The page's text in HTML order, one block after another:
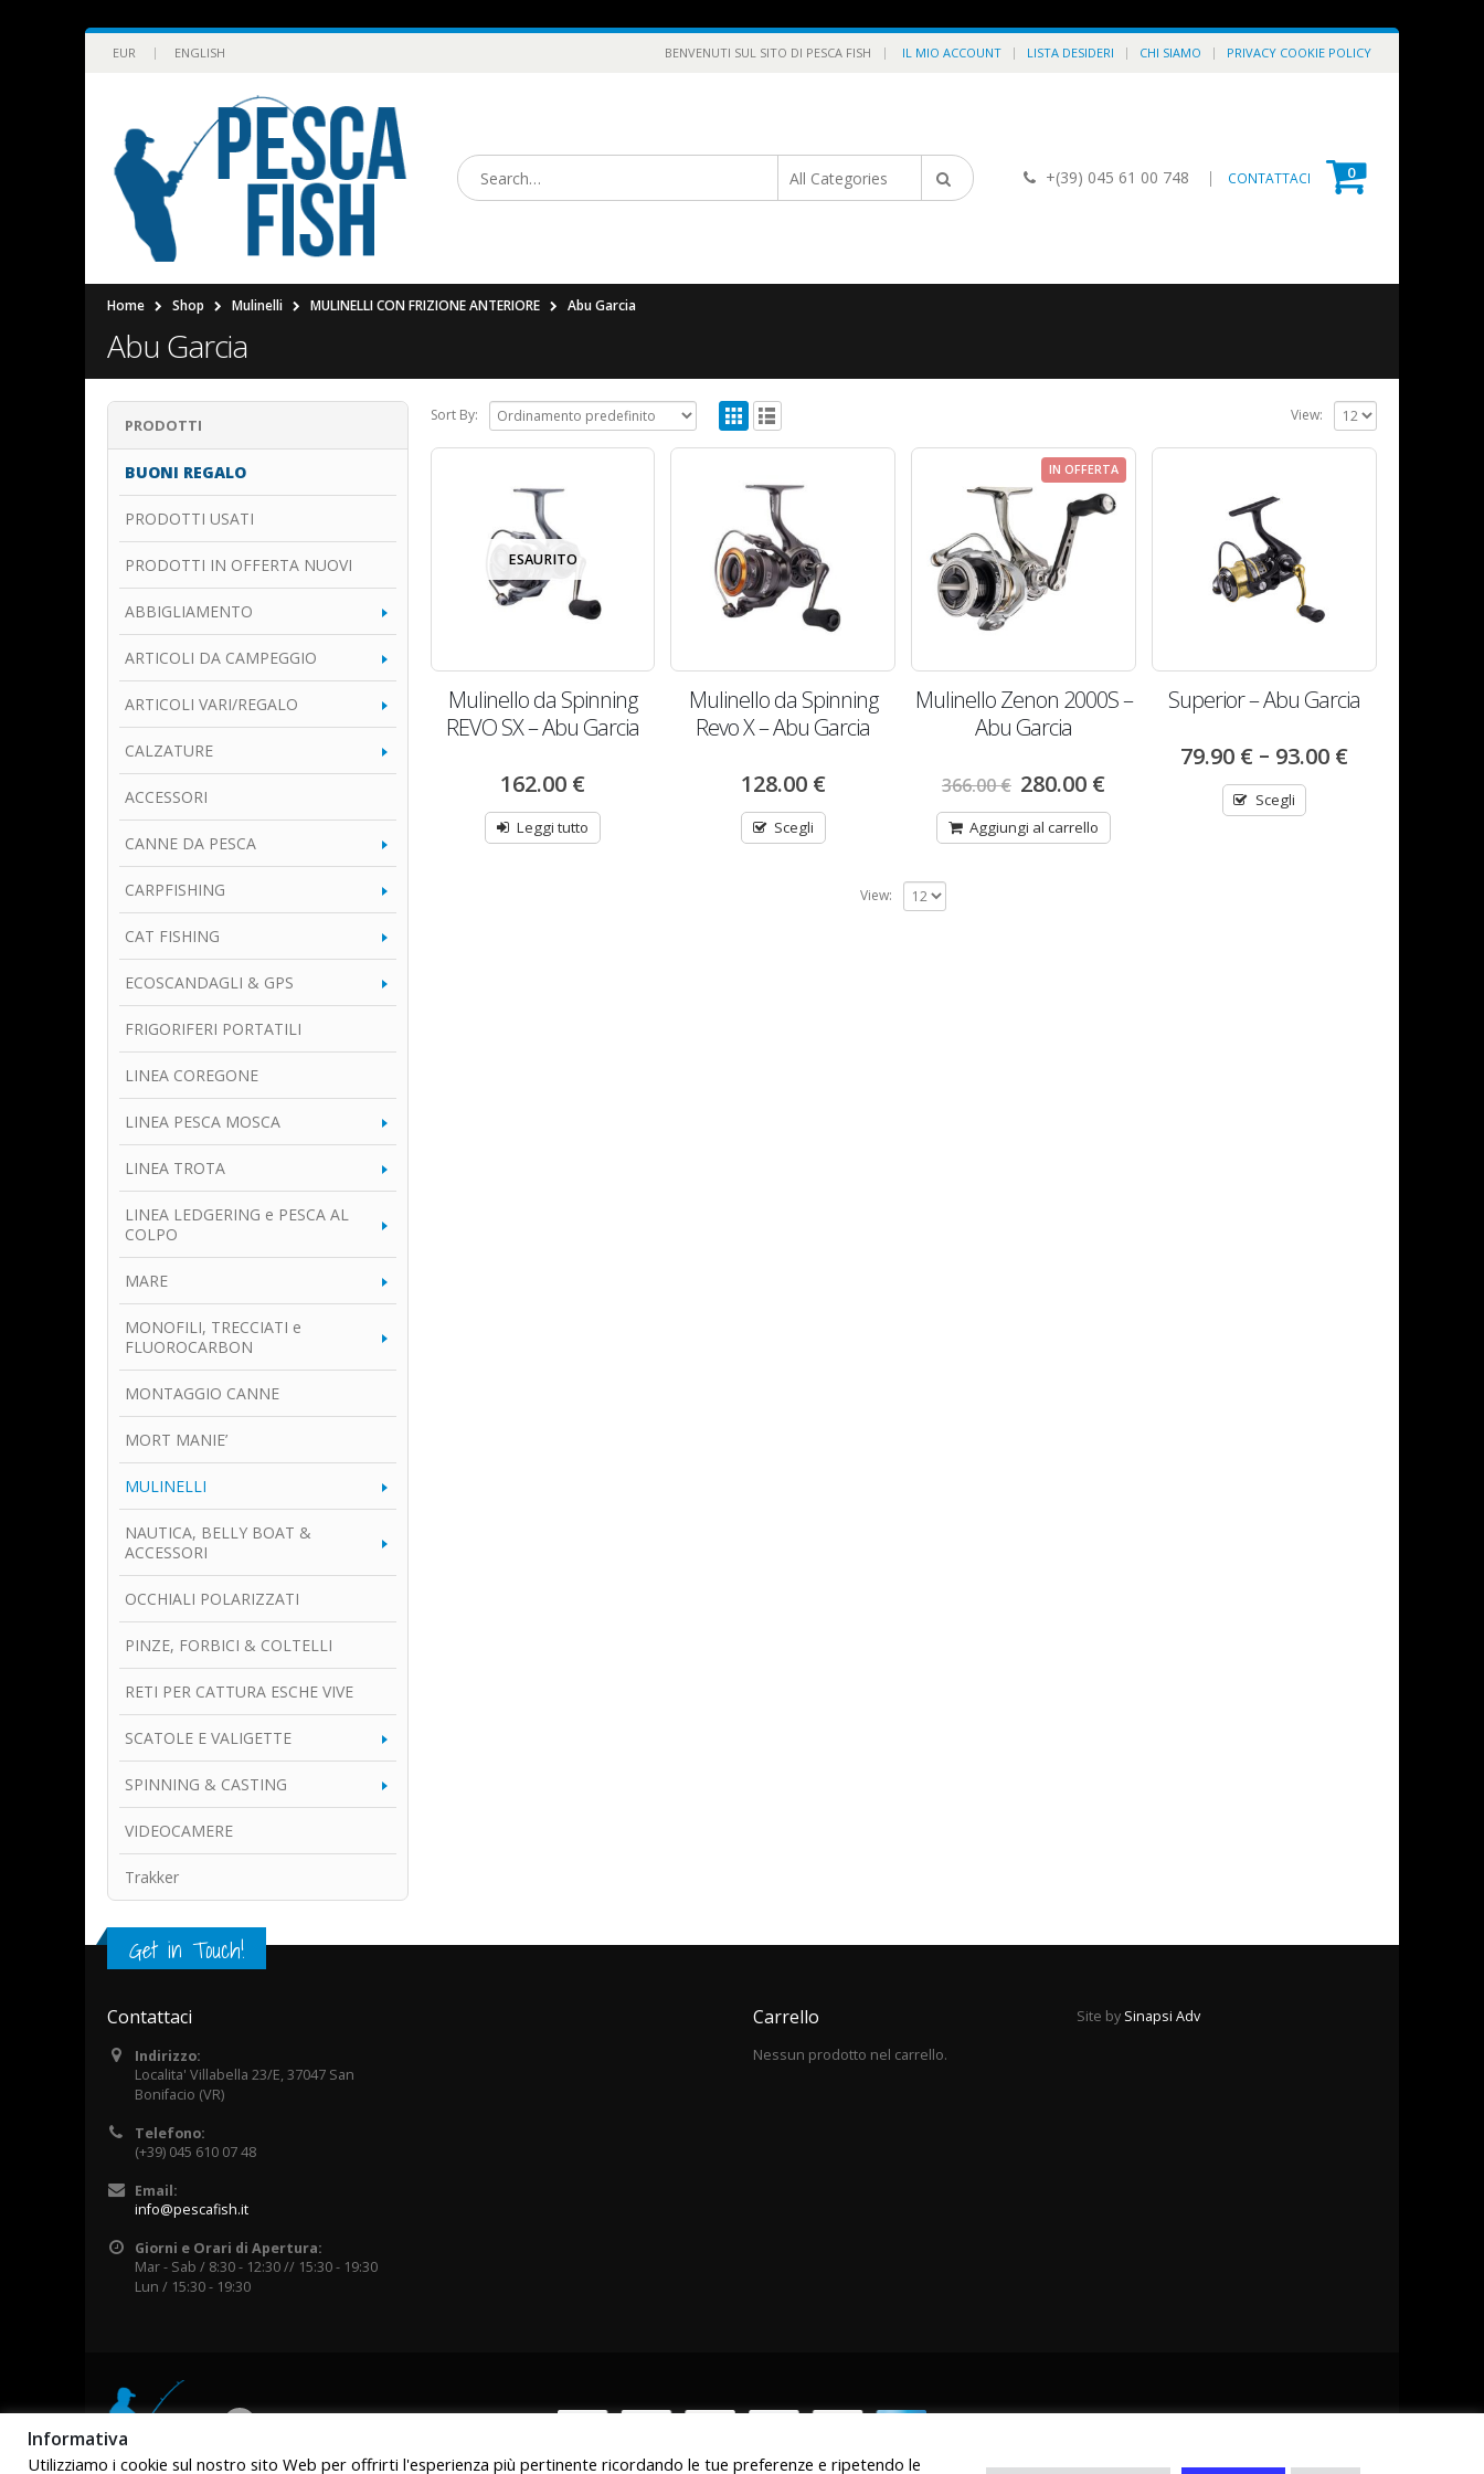
EUR | ENGLISH BENVENUTI SUL SITO DI PESCA FISH | IL MIO ACCOUNT LISTA DESIDERI CHI SIAMO PRIVACY COOKIE POLICY
+(39) 045 61 00 748 | CONTATTACI 0
Home Shop Mulinelli MULINELLI CON FRIZIONE ANTERIORE Abu Garcia
Abu Garcia
Sort By: View:
ESAURITO
Mulinello da Spinning
REVO SX – Abu Garcia
162.00 €
Leggi tutto
Mulinello da Spinning
Revo X – Abu Garcia
128.00 €
Scegli
IN OFFERTA
Mulinello Zenon 2000S –
Abu Garcia
366.00€ 280.00 €
Aggiungi al carrello
Superior – Abu Garcia
79.90 € – 93.00 €
Scegli
View:
PRODOTTI
BUONI REGALO
PRODOTTI USATI
PRODOTTI IN OFFERTA NUOVI
ABBIGLIAMENTO
ARTICOLI DA CAMPEGGIO
ARTICOLI VARI/REGALO
CALZATURE
ACCESSORI
CANNE DA PESCA
CARPFISHING
CAT FISHING
ECOSCANDAGLI & GPS
FRIGORIFERI PORTATILI
LINEA COREGONE
LINEA PESCA MOSCA
LINEA TROTA
LINEA LEDGERING e PESCA AL
COLPO
MARE
MONOFILI, TRECCIATI e
FLUOROCARBON
MONTAGGIO CANNE
MORT MANIE’
MULINELLI
NAUTICA, BELLY BOAT &
ACCESSORI
OCCHIALI POLARIZZATI
PINZE, FORBICI & COLTELLI
RETI PER CATTURA ESCHE VIVE
SCATOLE E VALIGETTE
SPINNING & CASTING
VIDEOCAMERE
Trakker
Get in Touch!
Contattaci
Indirizzo:
Localita' Villabella 23/E, 37047 San
Bonifacio (VR)
Telefono:
(+39) 045 610 07 48
Email:
info@pescafish.it
Giorni e Orari di Apertura:
Mar - Sab / 8:30 - 12:30 // 15:30 - 19:30
Lun / 15:30 - 19:30
Carrello
Nessun prodotto nel carrello.
Site by Sinapsi Adv
Informativa
Utilizziamo i cookie sul nostro sito Web per offrirti l'esperienza più pertinente ricordando le tue preferenze e ripetendo le